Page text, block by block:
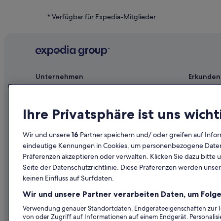
Hotels mit Fitnessbereich in Holland
Luxus in Holland
B&B in Holland
Fennville Hotels
Hotels nahe Bahnhof Holland
Grand Haven Hotels
Hotels nahe Holland State Park
Glenn Hotels
Wohnungen in Holland
Familien in Holland
Golf in Holland
* Verfügbar für Expedia-Mitglieder.
Unternehmen
Unterkunft registrieren
Affiliate Marketing
Presse
Erkunden
Hotels in
Mietwagen
Ihre Privatsphäre ist uns
Wir und unsere16 Partner speichern und/ oder greifen auf
eindeutige Kennungen in Cookies, um personenbezogene
Präferenzen akzeptieren oder verwalten. Klicken Sie dazu bitte
Seite der Datenschutzrichtlinie. Diese Präferenzen werden
keinen Einfluss auf Surfdaten.
Wir und unsere Partner verarbeiten Daten, um
Verwendung genauer Standortdaten. Endgeräteeigenschaften
von oder Zugriff auf Informationen auf einem Endgerät.